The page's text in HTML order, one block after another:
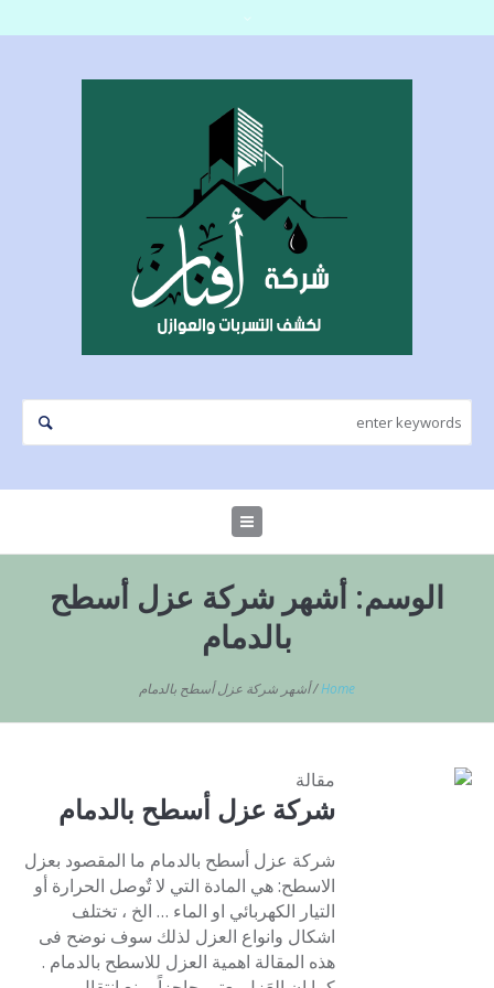
الوسم: أشهر شركة عزل أسطح
بالدمام
Home
/أشهر شركة عزل أسطح بالدمام
مقالة
شركة عزل أسطح بالدمام
شركة عزل أسطح بالدمام ما المقصود بعزل
الاسطح: هي المادة التي لا تٌوصل الحرارة أو
التيار الكهربائي او الماء … الخ ، تختلف
اشكال وانواع العزل لذلك سوف نوضح فى
هذه المقالة اهمية العزل للاسطح بالدمام .